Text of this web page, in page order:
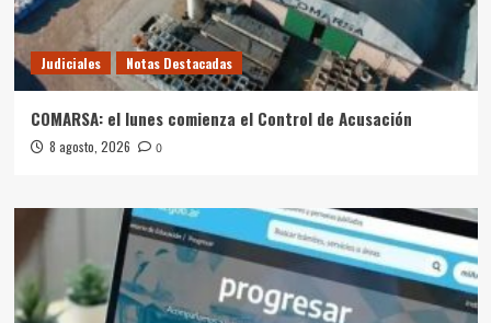
Judiciales Notas Destacadas
COMARSA: el lunes comienza el Control de Acusación
8 agosto, 2026 0